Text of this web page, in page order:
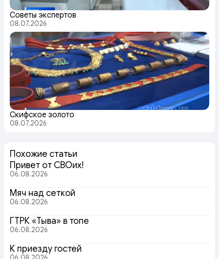
Советы экспертов
08.07.2026
Скифское золото
08.07.2026
Похожие статьи
Привет от СВОих!
06.08.2026
Мяч над сеткой
06.08.2026
ГТРК «Тыва» в топе
06.08.2026
К приезду гостей